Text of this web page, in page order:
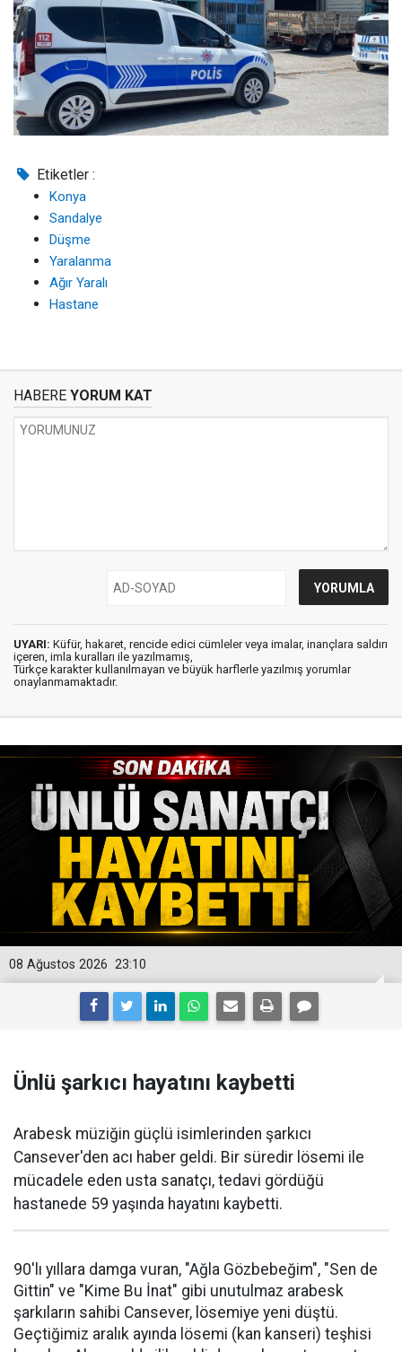
Etiketler :
Konya
Sandalye
Düşme
Yaralanma
Ağır Yaralı
Hastane
HABERE YORUM KAT
UYARI: Küfür, hakaret, rencide edici cümleler veya imalar, inançlara saldırı
içeren, imla kuralları ile yazılmamış,
Türkçe karakter kullanılmayan ve büyük harflerle yazılmış yorumlar
onaylanmamaktadır.
23:10
08 Ağustos 2026
Ünlü şarkıcı hayatını kaybetti
Arabesk müziğin güçlü isimlerinden şarkıcı
Cansever'den acı haber geldi. Bir süredir lösemi ile
mücadele eden usta sanatçı, tedavi gördüğü
hastanede 59 yaşında hayatını kaybetti.
90'lı yıllara damga vuran, "Ağla Gözbebeğim", "Sen de
Gittin" ve "Kime Bu İnat" gibi unutulmaz arabesk
şarkıların sahibi Cansever, lösemiye yeni düştü.
Geçtiğimiz aralık ayında lösemi (kan kanseri) teşhisi